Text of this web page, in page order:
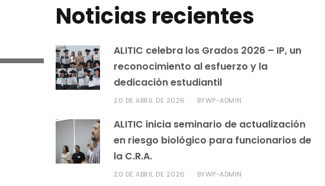
Noticias recientes
ALITIC celebra los Grados 2026 – IP, un
reconocimiento al esfuerzo y la
dedicación estudiantil
20 DE ABRIL DE 2026 BYWP-ADMIN
ALITIC inicia seminario de actualización
en riesgo biológico para funcionarios de
la C.R.A.
20 DE ABRIL DE 2026 BYWP-ADMIN